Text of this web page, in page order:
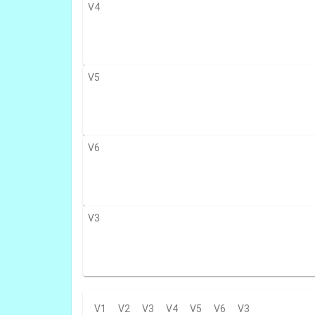
V4
V5
V6
V3
V1 V2 V3 V4 V5 V6 V3